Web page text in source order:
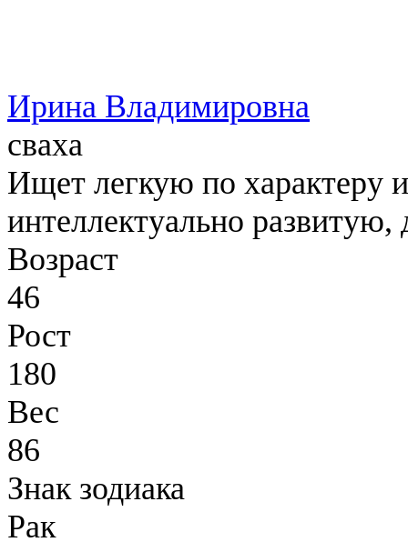
Ирина Владимировна
сваха
Ищет легкую по характеру
интеллектуально
Возраст
46
Рост
180
Вес
86
Знак зодиака
Рак